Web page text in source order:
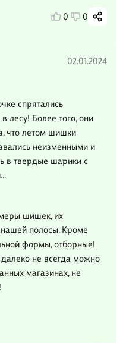
0 0
02.01.2024
спрятались
лесу! Более того, они
что летом шишки
неизменными и
в твердые шарики с
шишек, их
нашей полосы. Кроме
формы, отборные!
не всегда можно
магазинах, не